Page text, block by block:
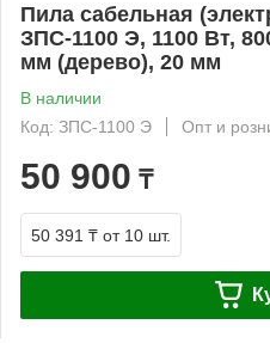
Пила сабельная
ЗПС-1100 Э, 1100 Вт,
мм (дерево), 20 мм
В наличии
Код: ЗПС-1100 Э
Опт и
50 900 ₸
50 391 ₸ от 10 шт.